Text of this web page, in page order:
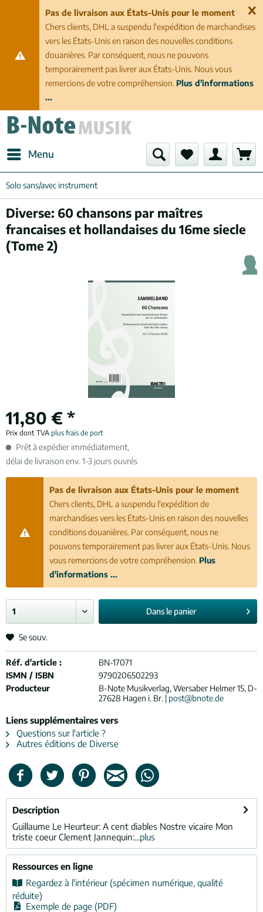
Pas de livraison aux États-Unis pour le moment
Chers clients, DHL a suspendu l'expédition de marchandises
vers les États-Unis en raison des nouvelles conditions
douanières. Par conséquent, nous ne pouvons
temporairement pas livrer aux États-Unis. Nous vous
remercions de votre compréhension. Plus d'informations
...
Menu
Solo sans/avec instrument
Diverse: 60 chansons par maîtres
francaises et hollandaises du 16me siecle
(Tome 2)
11,80 € *
Prix dont TVA plus frais de port
Prêt à expédier immédiatement,
délai de livraison env. 1-3 jours ouvrés
Pas de livraison aux États-Unis pour le moment
Chers clients, DHL a suspendu l'expédition de
marchandises vers les États-Unis en raison des nouvelles
conditions douanières. Par conséquent, nous ne
pouvons temporairement pas livrer aux États-Unis. Nous
vous remercions de votre compréhension. Plus
d'informations ...
Dans le panier
Se souv.
Réf. d'article :
BN-17071
ISMN / ISBN
9790206502293
Producteur
B-Note Musikverlag, Wersaber Helmer 15, D-
27628 Hagen i. Br. | post@bnote.de
Liens supplémentaires vers
Questions sur l'article ?
Autres éditions de Diverse
Description
Guillaume Le Heurteur: A cent diables Nostre vicaire Mon
triste coeur Clement Jannequin:...plus
Ressources en ligne
Regardez à l'intérieur (spécimen numérique, qualité
réduite)
Exemple de page (PDF)